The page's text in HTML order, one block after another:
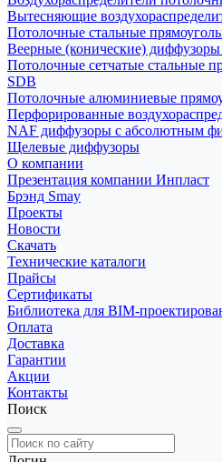
Вытесняющие
Потолочные стальные
Веерные (конические) диффузоры
Потолочные сетчатые стальные
SDB
Потолочные алюминиевые
Перфорированные
NAF диффузоры с абсолютным
Щелевые диффузоры
О компании
Презентация компании Инпласт
Брэнд Smay
Проекты
Новости
Скачать
Технические каталоги
Прайсы
Сертификаты
Библиотека для BIM-
Оплата
Доставка
Гарантии
Акции
Контакты
Поиск